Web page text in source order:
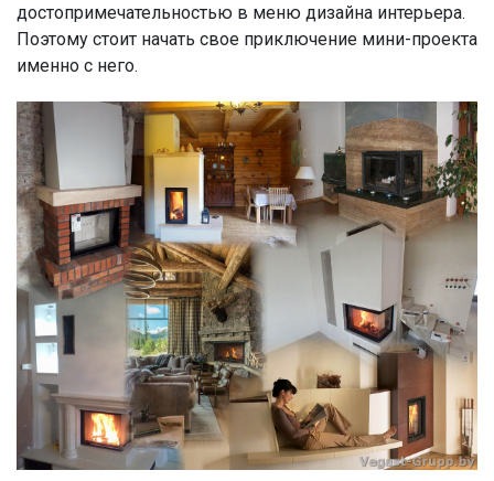
достопримечательностью в меню дизайна интерьера.
Поэтому стоит начать свое приключение мини-проекта
именно с него.